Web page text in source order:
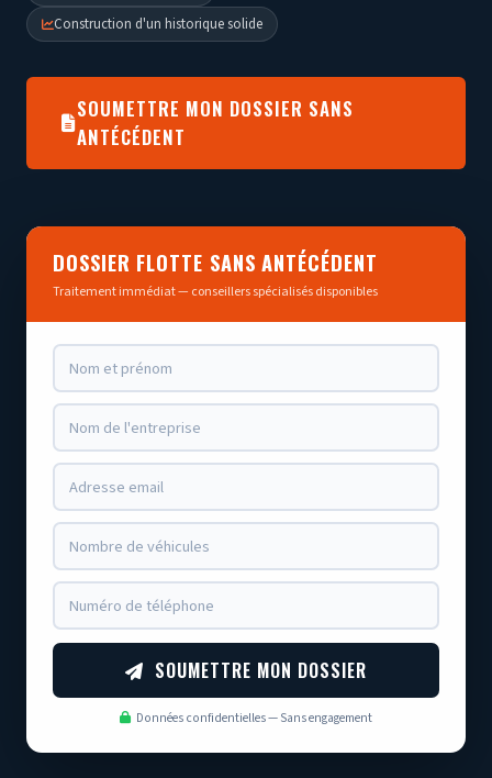
Construction d'un historique solide
SOUMETTRE MON DOSSIER SANS
ANTÉCÉDENT
DOSSIER FLOTTE SANS ANTÉCÉDENT
Traitement immédiat — conseillers spécialisés disponibles
SOUMETTRE MON DOSSIER
Données confidentielles — Sans engagement